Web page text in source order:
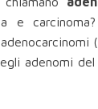
e
adenomi